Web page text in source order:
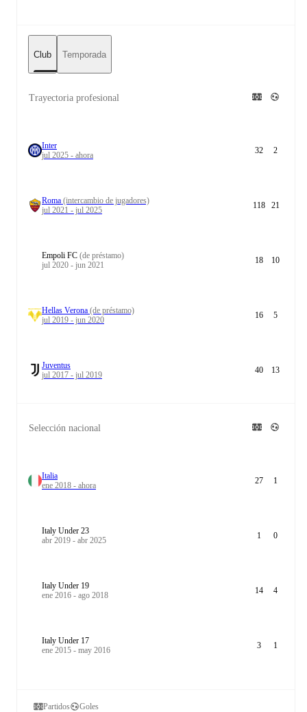
Club Temporada
Trayectoria profesional
Inter
jul 2025 - ahora
32 2
Roma (intercambio de jugadores)
jul 2021 - jul 2025
118 21
Empoli FC (de préstamo)
jul 2020 - jun 2021
18 10
Hellas Verona (de préstamo)
jul 2019 - jun 2020
16 5
Juventus
jul 2017 - jul 2019
40 13
Selección nacional
Italia
ene 2018 - ahora
27 1
Italy Under 23
abr 2019 - abr 2025
1 0
Italy Under 19
ene 2016 - ago 2018
14 4
Italy Under 17
ene 2015 - may 2016
3 1
Partidos Goles